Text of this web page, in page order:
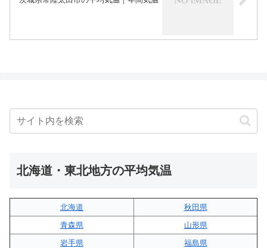
北海道・東北地方の平均気温
北海道
秋田県
青森県
山形県
岩手県
福島県